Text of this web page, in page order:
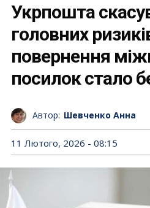
Укрпошта
головних
повернення
посилок стало
Автор: Шевченко Анна
11 Лютого, 2026 - 08:15